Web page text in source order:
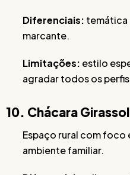
Diferenciais: temática
marcante.
Limitações: estilo
agradar todos os
10. Chácara Girassol
Espaço rural com foco
ambiente familiar.